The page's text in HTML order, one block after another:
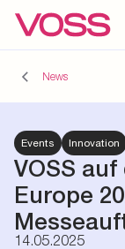
News
Events Innovation
VOSS
Europe
14.05.2025